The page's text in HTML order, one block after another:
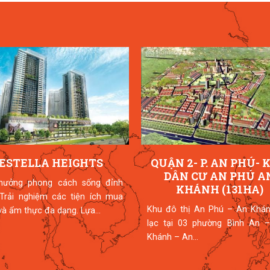
HEIGHTS
phong cách sống đỉnh
nghiệm các tiện ích mua
ẩm thực đa dạng. Lựa...
QUẬN 2- P. AN PHÚ-
DÂN CƯ AN PHÚ
KHÁNH (131HA)
Khu đô thị An Phú – An
lạc tại 03 phường Bình An
Khánh – An...